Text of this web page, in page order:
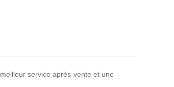
service après-vente et une